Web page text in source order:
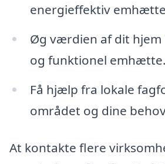
energieffektiv
Øg værdien af dit
og funktionel emhætte.
Få hjælp fra lokale
området og dine
At kontakte flere